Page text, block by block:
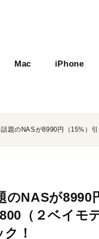
Mac iPhone
のNASが8990
（２ベイモ
！